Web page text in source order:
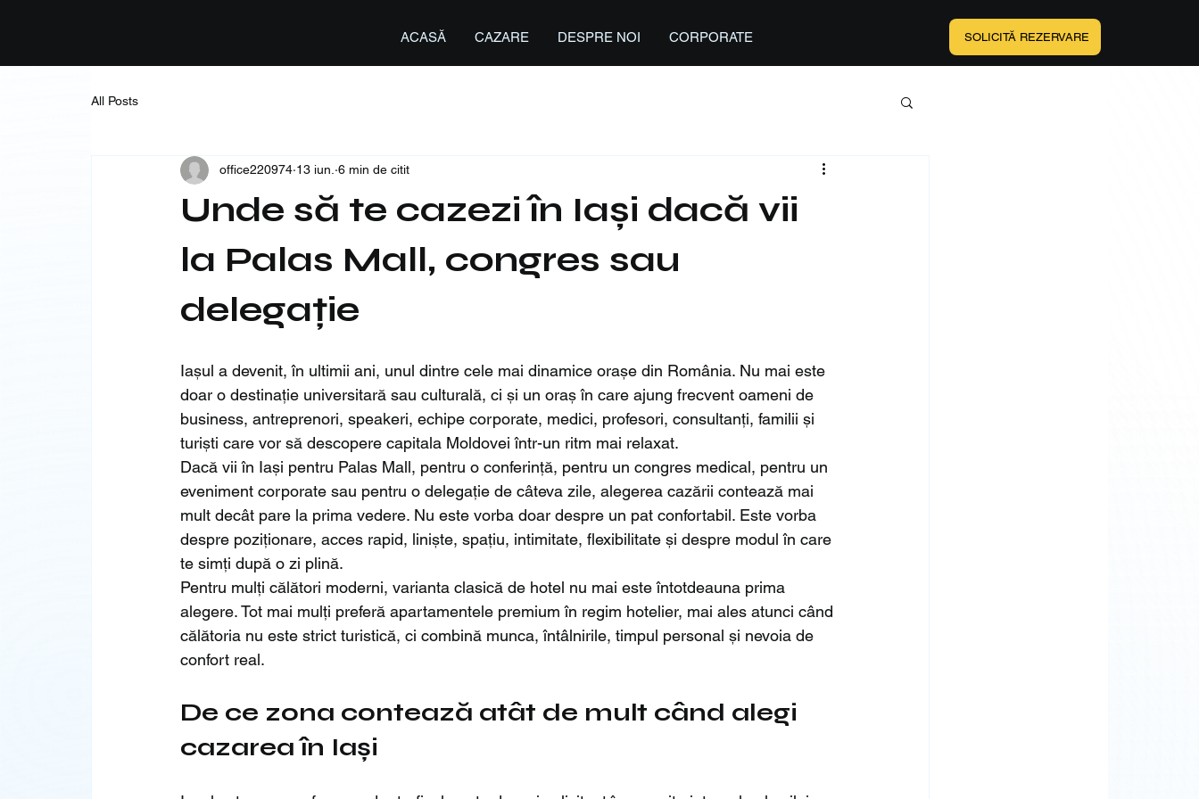
ACASĂ CAZARE DESPRE NOI CORPORATE SOLICITĂ REZERVARE
All Posts
Unde să te cazezi în Iași dacă vii
la Palas Mall, congres sau
delegație
office220974 13 iun. 6 min de citit
Iașul a devenit, în ultimii ani, unul dintre cele mai dinamice orașe din România. Nu mai este
doar o destinație universitară sau culturală, ci și un oraș în care ajung frecvent oameni de
business, antreprenori, speakeri, echipe corporate, medici, profesori, consultanți, familii și
turiști care vor să descopere capitala Moldovei într-un ritm mai relaxat.
Dacă vii în Iași pentru Palas Mall, pentru o conferință, pentru un congres medical, pentru un
eveniment corporate sau pentru o delegație de câteva zile, alegerea cazării contează mai
mult decât pare la prima vedere. Nu este vorba doar despre un pat confortabil. Este vorba
despre poziționare, acces rapid, liniște, spațiu, intimitate, flexibilitate și despre modul în care
te simți după o zi plină.
Pentru mulți călători moderni, varianta clasică de hotel nu mai este întotdeauna prima
alegere. Tot mai mulți preferă apartamentele premium în regim hotelier, mai ales atunci când
călătoria nu este strict turistică, ci combină munca, întâlnirile, timpul personal și nevoia de
confort real.
De ce zona contează atât de mult când alegi
cazarea în Iași